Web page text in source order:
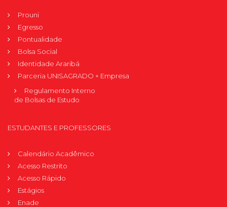
Prouni
Egresso
Pontualidade
Bolsa Social
Identidade Araribá
Parceria UNISAGRADO + Empresa
Regulamento Interno
de Bolsas de Estudo
ESTUDANTES E PROFESSORES
Calendário Acadêmico
Acesso Restrito
Acesso Rápido
Estágios
Enade